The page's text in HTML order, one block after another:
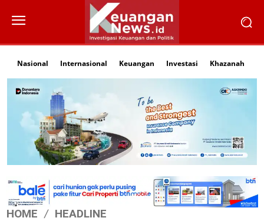
Nasional Internasional Keuangan Investasi Khazanah
HOME HEADLINE